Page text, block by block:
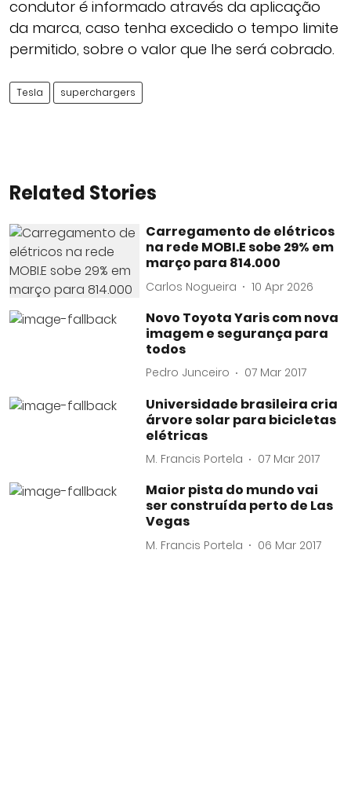
condutor é informado através da aplicação
da marca, caso tenha excedido o tempo limite
permitido, sobre o valor que lhe será cobrado.
Tesla superchargers
Related Stories
Carregamento de elétricos
na rede MOBI.E sobe 29% em
março para 814.000
Carlos Nogueira 10 Apr 2026
Novo Toyota Yaris com nova
imagem e segurança para
todos
Pedro Junceiro 07 Mar 2017
Universidade brasileira cria
árvore solar para bicicletas
elétricas
M. Francis Portela 07 Mar 2017
Maior pista do mundo vai
ser construída perto de Las
Vegas
M. Francis Portela 06 Mar 2017